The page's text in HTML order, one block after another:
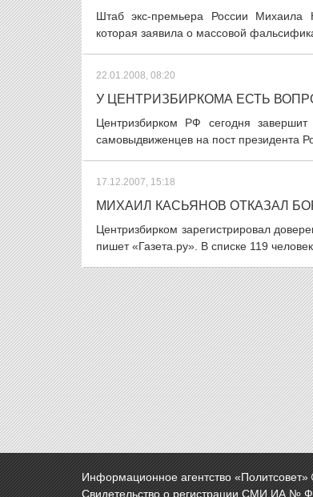
Штаб экс-премьера России Михаила
которая заявила о массовой
22.01.2008, 08:20
У ЦЕНТРИЗБИРКОМА ЕСТЬ
Центризбирком РФ сегодня
самовыдвиженцев на пост президента
17.12.2007, 15:18
МИХАИЛ КАСЬЯНОВ ОТКАЗАЛ
Центризбирком зарегистрировал
пишет «Газета.ру». В списке 119
Информационное агентство «Политсовет»
Свидетельство о регистрации СМИ ИА №